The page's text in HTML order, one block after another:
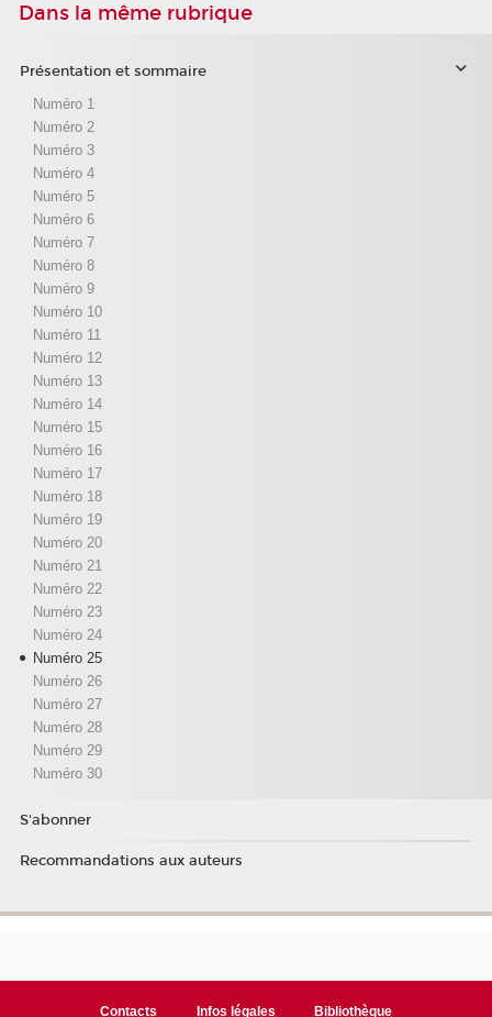
Dans la même rubrique
Présentation et sommaire
Numéro 1
Numéro 2
Numéro 3
Numéro 4
Numéro 5
Numéro 6
Numéro 7
Numéro 8
Numéro 9
Numéro 10
Numéro 11
Numéro 12
Numéro 13
Numéro 14
Numéro 15
Numéro 16
Numéro 17
Numéro 18
Numéro 19
Numéro 20
Numéro 21
Numéro 22
Numéro 23
Numéro 24
Numéro 25
Numéro 26
Numéro 27
Numéro 28
Numéro 29
Numéro 30
S'abonner
Recommandations aux auteurs
Contacts Infos légales Bibliothèque